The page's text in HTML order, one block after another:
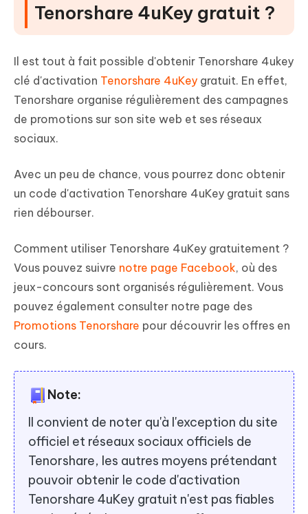
Tenorshare 4uKey gratuit ?
Il est tout à fait possible d'obtenir Tenorshare 4ukey
clé d'activation Tenorshare 4uKey gratuit. En effet,
Tenorshare organise régulièrement des campagnes
de promotions sur son site web et ses réseaux
sociaux.
Avec un peu de chance, vous pourrez donc obtenir
un code d'activation Tenorshare 4uKey gratuit sans
rien débourser.
Comment utiliser Tenorshare 4uKey gratuitement ?
Vous pouvez suivre notre page Facebook, où des
jeux-concours sont organisés régulièrement. Vous
pouvez également consulter notre page des
Promotions Tenorshare pour découvrir les offres en
cours.
Note:
Il convient de noter qu'à l'exception du site
officiel et réseaux sociaux officiels de
Tenorshare, les autres moyens prétendant
pouvoir obtenir le code d'activation
Tenorshare 4uKey gratuit n'est pas fiables